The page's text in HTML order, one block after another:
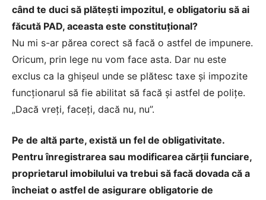
când te duci să plăteşti impozitul, e obligatoriu să ai
făcută PAD, aceasta este constituţional?
Nu mi s-ar părea corect să facă o astfel de impunere.
Oricum, prin lege nu vom face asta. Dar nu este
exclus ca la ghişeul unde se plătesc taxe şi impozite
funcţionarul să fie abilitat să facă şi astfel de poliţe.
„Dacă vreţi, faceţi, dacă nu, nu”.
Pe de altă parte, există un fel de obligativitate.
Pentru înregistrarea sau modificarea cărţii funciare,
proprietarul imobilului va trebui să facă dovada că a
încheiat o astfel de asigurare obligatorie de